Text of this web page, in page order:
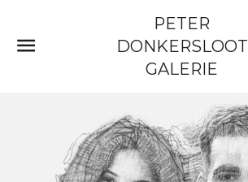
SITE NAVIGATIE
PETER
DONKERSLOOT
GALERIE